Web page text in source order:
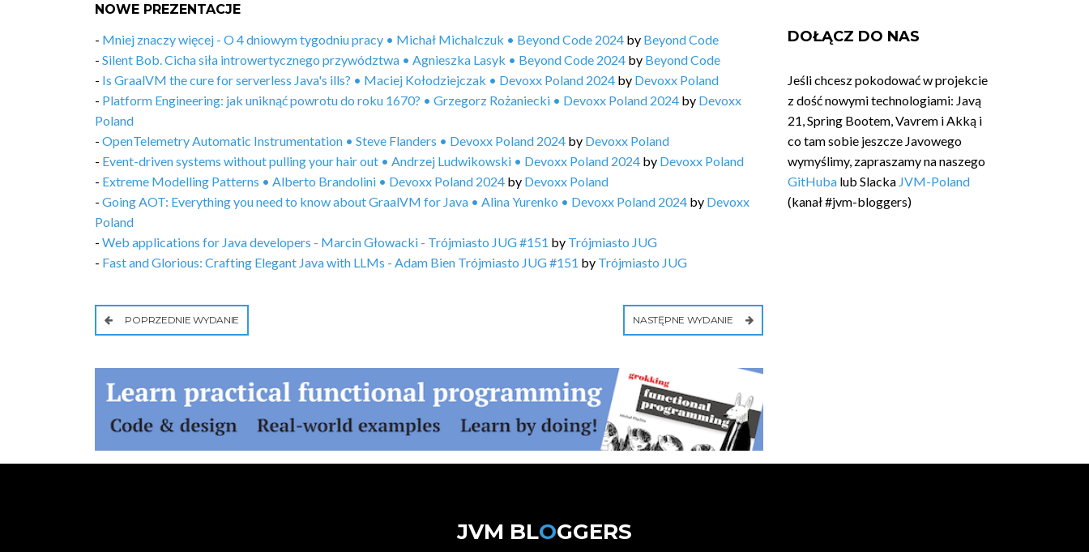
NOWE PREZENTACJE
- Mniej znaczy więcej - O 4 dniowym tygodniu pracy • Michał Michalczuk • Beyond Code 2024 by Beyond Code
- Silent Bob. Cicha siła introwertycznego przywództwa • Agnieszka Lasyk • Beyond Code 2024 by Beyond Code
- Is GraalVM the cure for serverless Java's ills? • Maciej Kołodziejczak • Devoxx Poland 2024 by Devoxx Poland
- Platform Engineering: jak uniknąć powrotu do roku 1670? • Grzegorz Rożaniecki • Devoxx Poland 2024 by Devoxx
Poland
- OpenTelemetry Automatic Instrumentation • Steve Flanders • Devoxx Poland 2024 by Devoxx Poland
- Event-driven systems without pulling your hair out • Andrzej Ludwikowski • Devoxx Poland 2024 by Devoxx Poland
- Extreme Modelling Patterns • Alberto Brandolini • Devoxx Poland 2024 by Devoxx Poland
- Going AOT: Everything you need to know about GraalVM for Java • Alina Yurenko • Devoxx Poland 2024 by Devoxx
Poland
- Web applications for Java developers - Marcin Głowacki - Trójmiasto JUG #151 by Trójmiasto JUG
- Fast and Glorious: Crafting Elegant Java with LLMs - Adam Bien Trójmiasto JUG #151 by Trójmiasto JUG
POPRZEDNIE WYDANIE NASTĘPNE WYDANIE
DOŁĄCZ DO NAS
Jeśli chcesz pokodować w projekcie
z dość nowymi technologiami: Javą
21, Spring Bootem, Vavrem i Akką i
co tam sobie jeszcze Javowego
wymyślimy, zapraszamy na naszego
GitHuba lub Slacka JVM-Poland
(kanał #jvm-bloggers)
JVM BLOGGERS